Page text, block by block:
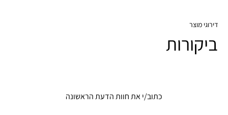
דירוגי מוצר
ביקורות
כתוב/י את חוות הדעת הראשונה